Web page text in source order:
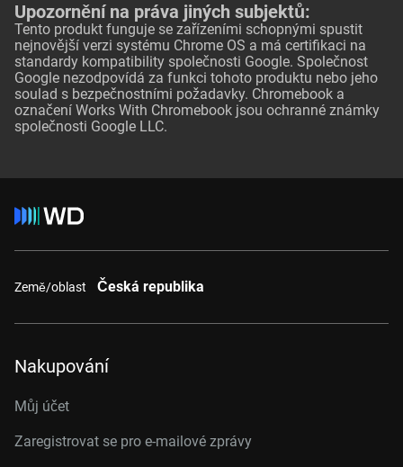
Upozornění na práva jiných subjektů:
Tento produkt funguje se zařízeními schopnými spustit
nejnovější verzi systému Chrome OS a má certifikaci na
standardy kompatibility společnosti Google. Společnost
Google nezodpovídá za funkci tohoto produktu nebo jeho
soulad s bezpečnostními požadavky. Chromebook a
označení Works With Chromebook jsou ochranné známky
společnosti Google LLC.
Země/oblast Česká republika
Nakupování
Můj účet
Zaregistrovat se pro e-mailové zprávy